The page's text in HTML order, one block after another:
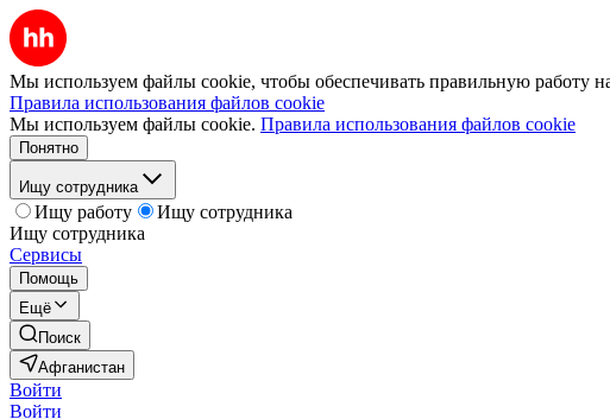
Мы используем файлы cookie, чтобы обеспечивать правильную работу
Правила использования файлов cookie
Мы используем файлы cookie. Правила использования файлов cookie
Понятно
Ищу сотрудника
Ищу работу
Ищу сотрудника
Ищу сотрудника
Сервисы
Помощь
Ещё
Поиск
Афганистан
Войти
Войти